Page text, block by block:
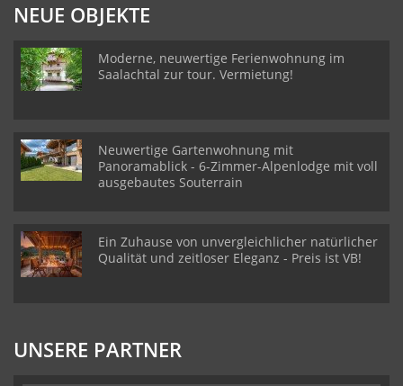
NEUE OBJEKTE
Moderne, neuwertige Ferienwohnung im
Saalachtal zur tour. Vermietung!
Neuwertige Gartenwohnung mit
Panoramablick - 6-Zimmer-Alpenlodge mit voll
ausgebautes Souterrain
Ein Zuhause von unvergleichlicher natürlicher
Qualität und zeitloser Eleganz - Preis ist VB!
UNSERE PARTNER